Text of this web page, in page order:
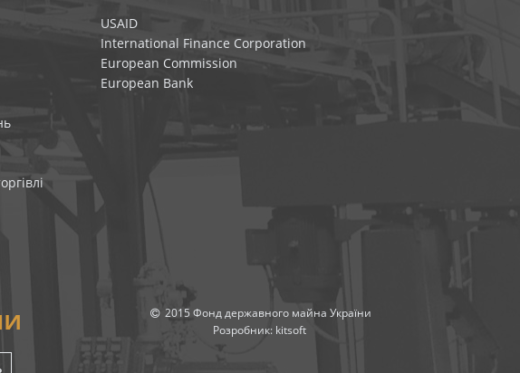
USAID
International Finance Corporation
European Commission
European Bank
2015 Фонд державного майна України
Розробник: kitsoft